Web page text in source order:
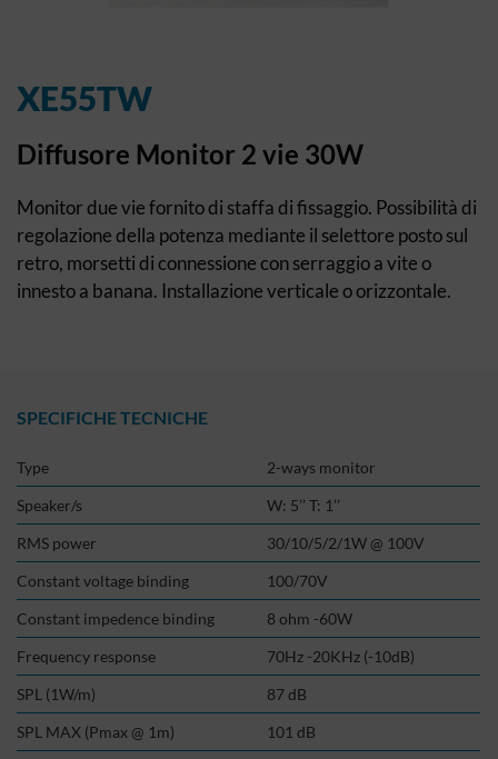
XE55TW
Diffusore Monitor 2 vie 30W
Monitor due vie fornito di staffa di fissaggio. Possibilità di
regolazione della potenza mediante il selettore posto sul
retro, morsetti di connessione con serraggio a vite o
innesto a banana. Installazione verticale o orizzontale.
SPECIFICHE TECNICHE
Type
2-ways monitor
Speaker/s
W: 5’’ T: 1’’
RMS power
30/10/5/2/1W @ 100V
Constant voltage binding
100/70V
Constant impedence binding
8 ohm -60W
Frequency response
70Hz -20KHz (-10dB)
SPL (1W/m)
87 dB
SPL MAX (Pmax @ 1m)
101 dB